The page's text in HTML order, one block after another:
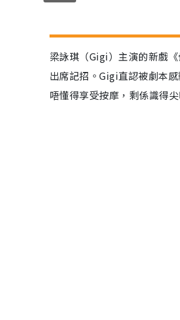
梁詠琪（Gigi）主演的新戲
出席記招。Gigi直認被劇本
唔懂得享受按摩，剩係識得